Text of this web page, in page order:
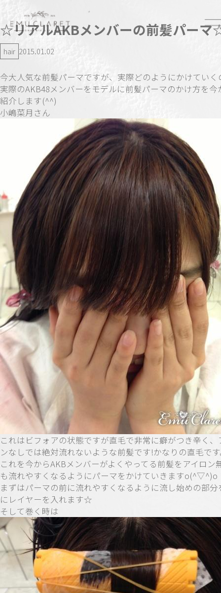
☆リアルAKBメンバーの前髪パー
hair 2015.01.02
今大人気な前髪パーマですが、実際どのようにかけていく
実際のAKB48メンバーをモデルに前髪パーマのかけ方を今
紹介します(^^)
小嶋菜月さん
これはビフォアの状態ですが直毛で非常に癖がつき辛く、
ンなしでは絶対流れないような前髪です!かなりの直毛で
これを今からAKBメンバーがよくやってる前髪をアイロン
も流れやすくなるようにパーマをかけていきますo(^▽^)o
まずはパーマの前に流れやすくなるように流し始めの部分
にレイヤーを入れます☆
そして巻く時は